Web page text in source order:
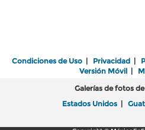
Condiciones de Uso | Privacidad |
Versión Móvil|
Galerías de fotos
Estados Unidos |